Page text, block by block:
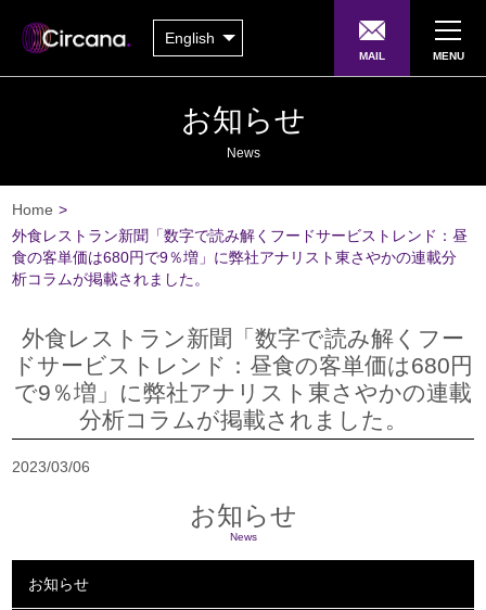
English
MAIL MENU
お知らせ
News
Home >
外食レストラン新聞「数字で読み解くフードサービストレンド：昼
食の客単価は680円で9％増」に弊社アナリスト東さやかの連載分
析コラムが掲載されました。
外食レストラン新聞「数字で読み解くフー
ドサービストレンド：昼食の客単価は680円
で9％増」に弊社アナリスト東さやかの連載
分析コラムが掲載されました。
2023/03/06
お知らせ
News
お知らせ